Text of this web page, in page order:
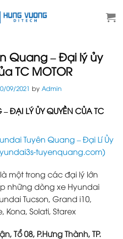
Quang – Đại lý ủy
TC MOTOR
09/2021 by Admin
– ĐẠI LÝ ỦY QUYỀN CỦA TC
Tuyên Quang – Đại Lí Ủy
tuyenquang.com)
là một trong các đại lý lớn
những dòng xe Hyundai
Tucson, Grand i10,
Kona, Solati, Starex
Tổ 08, P.Hưng Thành, TP.